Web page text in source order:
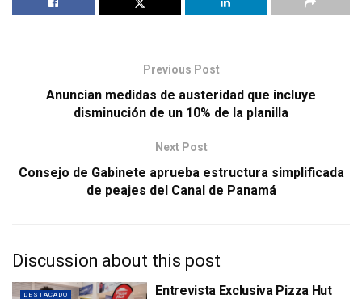
Previous Post
Anuncian medidas de austeridad que incluye
disminución de un 10% de la planilla
Next Post
Consejo de Gabinete aprueba estructura simplificada
de peajes del Canal de Panamá
Discussion about this post
DESTACADO
Entrevista Exclusiva Pizza Hut